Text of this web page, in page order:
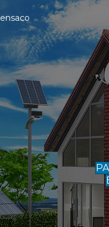
ensaco
¡ Mejora